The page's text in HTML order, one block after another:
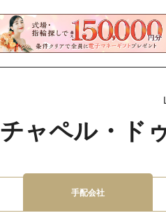
チャペル・ド
手配会社